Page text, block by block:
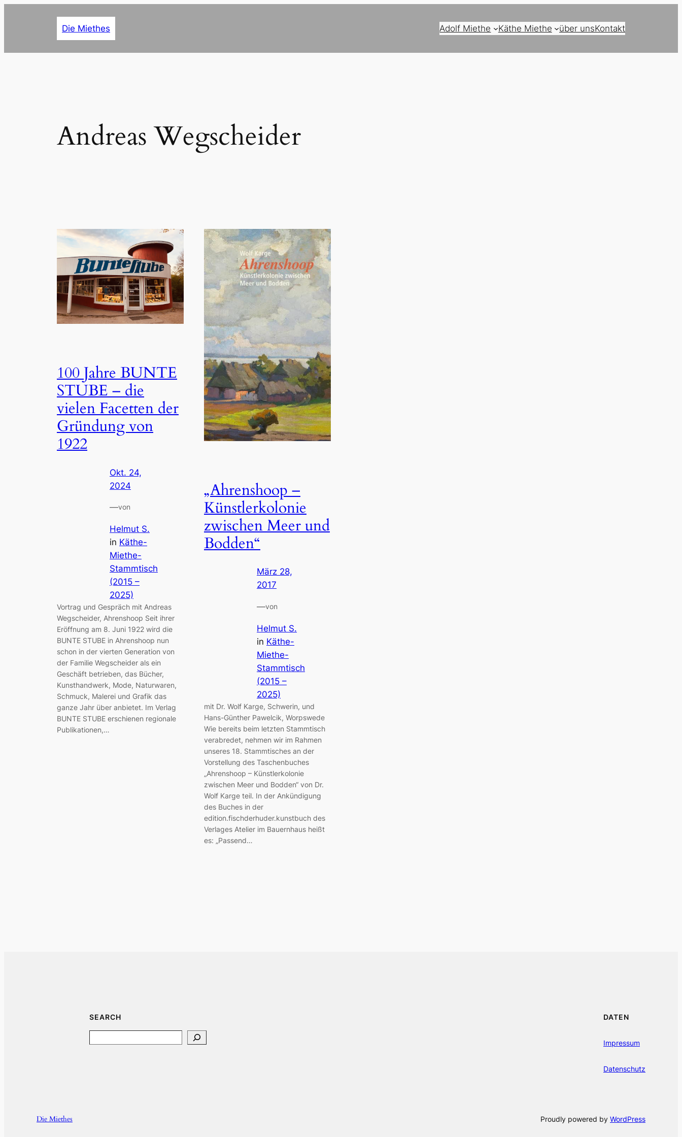
Die Miethes Adolf Miethe Käthe Miethe über unsKontakt
Andreas Wegscheider
100 Jahre BUNTE
STUBE – die
vielen Facetten der
Gründung von
1922
Okt. 24,
2024
—von
Helmut S.
in Käthe-
Miethe-
Stammtisch
(2015 –
2025)
Vortrag und Gespräch mit Andreas
Wegscheider, Ahrenshoop Seit ihrer
Eröffnung am 8. Juni 1922 wird die
BUNTE STUBE in Ahrenshoop nun
schon in der vierten Generation von
der Familie Wegscheider als ein
Geschäft betrieben, das Bücher,
Kunsthandwerk, Mode, Naturwaren,
Schmuck, Malerei und Grafik das
ganze Jahr über anbietet. Im Verlag
BUNTE STUBE erschienen regionale
Publikationen,…
„Ahrenshoop –
Künstlerkolonie
zwischen Meer und
Bodden“
März 28,
2017
—von
Helmut S.
in Käthe-
Miethe-
Stammtisch
(2015 –
2025)
mit Dr. Wolf Karge, Schwerin, und
Hans-Günther Pawelcik, Worpswede
Wie bereits beim letzten Stammtisch
verabredet, nehmen wir im Rahmen
unseres 18. Stammtisches an der
Vorstellung des Taschenbuches
„Ahrenshoop – Künstlerkolonie
zwischen Meer und Bodden“ von Dr.
Wolf Karge teil. In der Ankündigung
des Buches in der
edition.fischderhuder.kunstbuch des
Verlages Atelier im Bauernhaus heißt
es: „Passend…
SEARCH DATEN
Impressum
Datenschutz
Die Miethes Proudly powered by WordPress